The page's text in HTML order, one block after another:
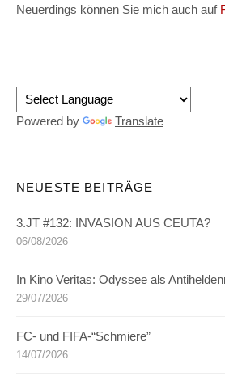
Neuerdings können Sie mich auch auf
Powered by Translate
NEUESTE BEITRÄGE
3.JT #132: INVASION AUS CEUTA?
06/08/2026
In Kino Veritas: Odyssee als
29/07/2026
FC- und FIFA-“Schmiere”
14/07/2026